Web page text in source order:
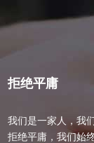
拒绝平庸
我们是一家人，我
拒绝平庸，我们始